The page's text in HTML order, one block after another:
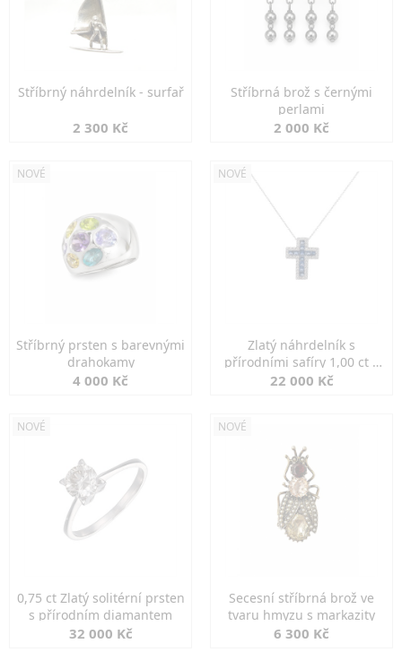
Stříbrný náhrdelník - surfař
2 300 Kč
Stříbrná brož s černými
perlami
2 000 Kč
NOVÉ
Stříbrný prsten s barevnými
drahokamy
4 000 Kč
NOVÉ
Zlatý náhrdelník s
přírodními safíry 1,00 ct a
diamanty
22 000 Kč
NOVÉ
0,75 ct Zlatý solitérní prsten
s přírodním diamantem
32 000 Kč
NOVÉ
Secesní stříbrná brož ve
tvaru hmyzu s markazity
6 300 Kč